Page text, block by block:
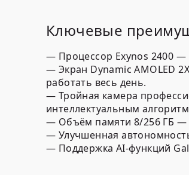
Ключевые
— Процессор Exynos 2400 —
— Экран Dynamic AMOLED
работать весь день.
— Тройная камера
интеллектуальным
— Объём памяти 8/256 ГБ —
— Улучшенная
— Поддержка AI-функций